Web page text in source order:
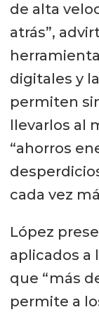
de alta
atrás”,
digitales y
permiten
llevarlos al
“ahorros
cada vez
López
aplicados a
que “más
permite a